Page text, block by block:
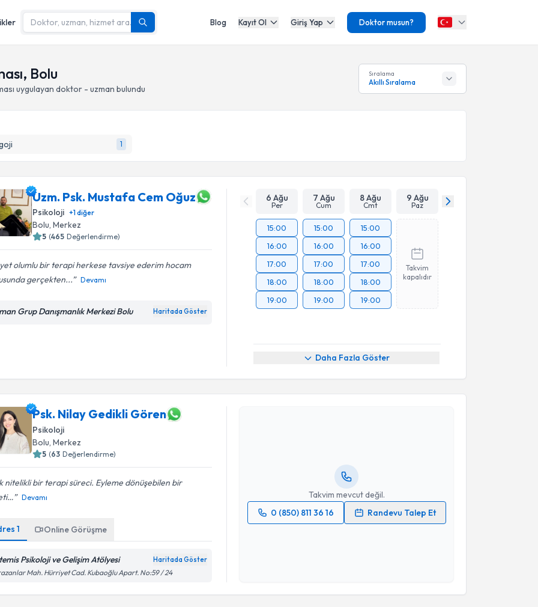
Blog Kayıt Ol Giriş Yap Doktor musun?
Bolu
uygulayan doktor - uzman bulundu
Sıralama
Akıllı Sıralama
1
Uzm. Psk. Mustafa Cem Oğuz
Psikoloji +1diğer
Bolu, Merkez
5 (465 Değerlendirme)
olumlu bir terapi herkese tavsiye ederim hocam
gerçekten...
Devamı
Grup Danışmanlık Merkezi Bolu Haritada Göster
6 Ağu
Per
7 Ağu
Cum
8 Ağu
Cmt
9 Ağu
Paz
15:00
16:00
17:00
18:00
19:00
15:00
16:00
17:00
18:00
19:00
15:00
16:00
17:00
18:00
19:00
Takvim
kapalıdır
Daha Fazla Göster
Psk. Nilay Gedikli Gören
Psikoloji
Bolu , Merkez
5 (63 Değerlendirme)
nitelikli bir terapi süreci. Eyleme dönüşebilen bir
Devamı
1 Online Görüşme
Psikoloji ve Gelişim Atölyesi Haritada Göster
Mah. Hürriyet Cad. Kubaoğlu Apart. No:59 / 24
Takvim mevcut değil.
0 (850) 811 36 16
Randevu Talep Et
Takvim Talebini Gönder